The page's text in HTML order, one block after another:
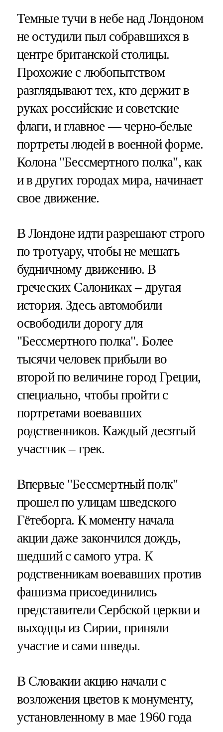
Темные тучи в небе над Лондоном
не остудили пыл собравшихся в
центре британской столицы.
Прохожие с любопытством
разглядывают тех, кто держит в
руках российские и советские
флаги, и главное — черно-белые
портреты людей в военной форме.
Колона "Бессмертного полка", как
и в других городах мира, начинает
свое движение.
В Лондоне идти разрешают строго
по тротуару, чтобы не мешать
будничному движению. В
греческих Салониках – другая
история. Здесь автомобили
освободили дорогу для
"Бессмертного полка". Более
тысячи человек прибыли во
второй по величине город Греции,
специально, чтобы пройти с
портретами воевавших
родственников. Каждый десятый
участник – грек.
Впервые "Бессмертный полк"
прошел по улицам шведского
Гётеборга. К моменту начала
акции даже закончился дождь,
шедший с самого утра. К
родственникам воевавших против
фашизма присоединились
представители Сербской церкви и
выходцы из Сирии, приняли
участие и сами шведы.
В Словакии акцию начали с
возложения цветов к монументу,
установленному в мае 1960 года